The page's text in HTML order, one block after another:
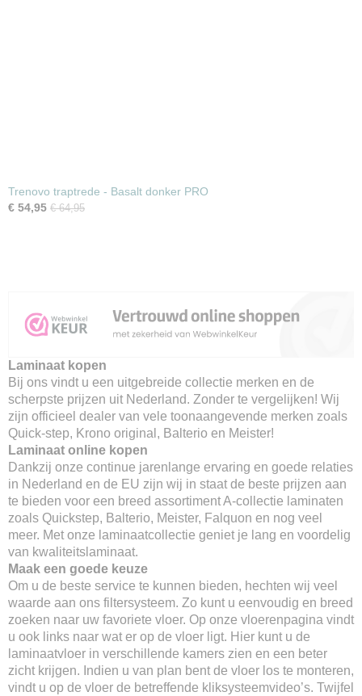
Trenovo traptrede - Basalt donker PRO
€ 54,95 € 64,95
Laminaat kopen
Bij ons vindt u een uitgebreide collectie merken en de
scherpste prijzen uit Nederland. Zonder te vergelijken! Wij
zijn officieel dealer van vele toonaangevende merken zoals
Quick-step, Krono original, Balterio en Meister!
Laminaat online kopen
Dankzij onze continue jarenlange ervaring en goede relaties
in Nederland en de EU zijn wij in staat de beste prijzen aan
te bieden voor een breed assortiment A-collectie laminaten
zoals Quickstep, Balterio, Meister, Falquon en nog veel
meer. Met onze laminaatcollectie geniet je lang en voordelig
van kwaliteitslaminaat.
Maak een goede keuze
Om u de beste service te kunnen bieden, hechten wij veel
waarde aan ons filtersysteem. Zo kunt u eenvoudig en breed
zoeken naar uw favoriete vloer. Op onze vloerenpagina vindt
u ook links naar wat er op de vloer ligt. Hier kunt u de
laminaatvloer in verschillende kamers zien en een beter
zicht krijgen. Indien u van plan bent de vloer los te monteren,
vindt u op de vloer de betreffende kliksysteemvideo’s. Twijfel